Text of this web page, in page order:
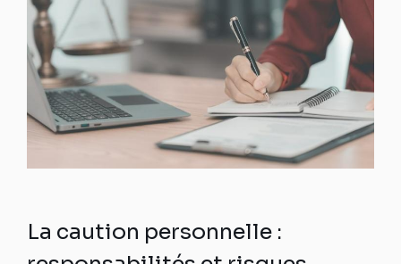
La caution personnelle :